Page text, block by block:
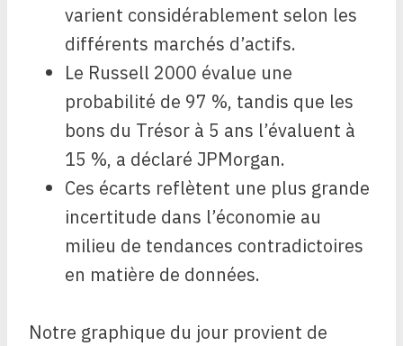
varient considérablement selon les
différents marchés d’actifs.
Le Russell 2000 évalue une
probabilité de 97 %, tandis que les
bons du Trésor à 5 ans l’évaluent à
15 %, a déclaré JPMorgan.
Ces écarts reflètent une plus grande
incertitude dans l’économie au
milieu de tendances contradictoires
en matière de données.
Notre graphique du jour provient de